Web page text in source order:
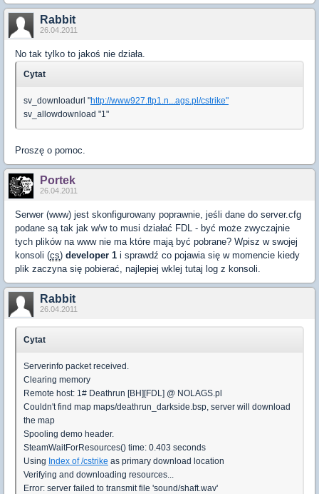
Rabbit
26.04.2011
No tak tylko to jakoś nie działa.
Cytat
sv_downloadurl "http://www927.ftp1.n...ags.pl/cstrike"
sv_allowdownload "1"
Proszę o pomoc.
Portek
26.04.2011
Serwer (www) jest skonfigurowany poprawnie, jeśli dane do server.cfg
podane są tak jak w/w to musi działać FDL - być może zwyczajnie
tych plików na www nie ma które mają być pobrane? Wpisz w swojej
konsoli (cs) developer 1 i sprawdź co pojawia się w momencie kiedy
plik zaczyna się pobierać, najlepiej wklej tutaj log z konsoli.
Rabbit
26.04.2011
Cytat
Serverinfo packet received.
Clearing memory
Remote host: 1# Deathrun [BH][FDL] @ NOLAGS.pl
Couldn't find map maps/deathrun_darkside.bsp, server will download
the map
Spooling demo header.
SteamWaitForResources() time: 0.403 seconds
Using Index of /cstrike as primary download location
Verifying and downloading resources...
Error: server failed to transmit file 'sound/shaft.wav'